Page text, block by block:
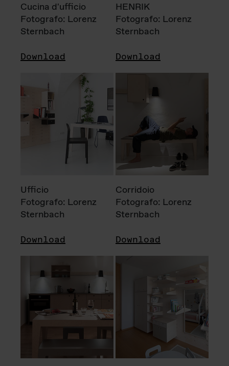
Cucina d'ufficio
Fotografo: Lorenz
Sternbach
Download
HENRIK
Fotografo: Lorenz
Sternbach
Download
Ufficio
Fotografo: Lorenz
Sternbach
Download
Corridoio
Fotografo: Lorenz
Sternbach
Download